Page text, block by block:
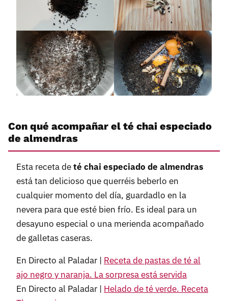
Con qué acompañar el té chai especiado
de almendras
Esta receta deté chai especiado de almendras
está tan delicioso que querréis beberlo en
cualquier momento del día, guardadlo en la
nevera para que esté bien frío. Es ideal para un
desayuno especial o una merienda acompañado
de galletas caseras.
En Directo al Paladar | Receta de pastas de té al
ajo negro y naranja. La sorpresa está servida
En Directo al Paladar | Helado de té verde. Receta